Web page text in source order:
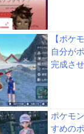
【ポケ
自分が
完成さ
ポケモ
すめの